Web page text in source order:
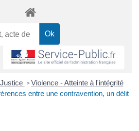
Justice > Violence - Atteinte à l'intégrité
entre une contravention, un délit